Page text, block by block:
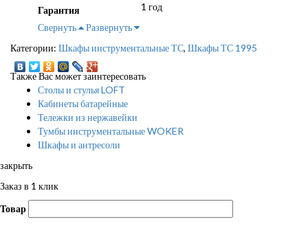
Гарантия
1 год
Свернуть
Развернуть
Категории: Шкафы инструментальные ТС, Шкафы ТС 1995
Также Вас может заинтересовать
Столы и стулья LOFT
Кабинеты батарейные
Тележки из нержавейки
Тумбы инструментальные WOKER
Шкафы и антресоли
закрыть
Заказ в 1 клик
Товар